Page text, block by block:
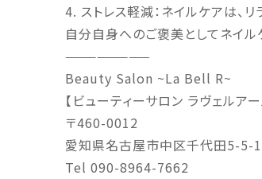
4. ストレス軽減：ネイルケアは、
自分自身へのご褒美としてネイル
————————
Beauty Salon ~La Bell R~
【ビューティーサロン ラヴェルアー
〒460-0012
愛知県名古屋市中区千代田5-5-1
Tel 090-8964-7662